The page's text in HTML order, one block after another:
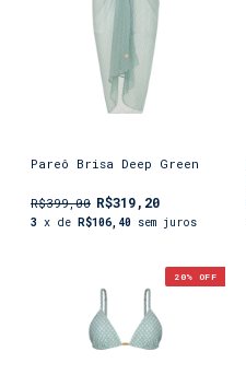
Pareô Brisa Deep Green
R$399,00 R$319,20
3 x de R$106,40 sem juros
20% OFF